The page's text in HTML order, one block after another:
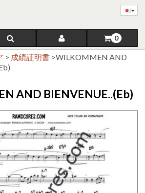
0
> 成績証明書 >WILKOMMEN AND
AND BIENVENUE..(Eb)